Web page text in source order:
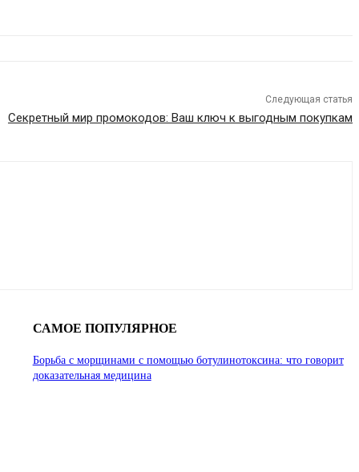
Следующая статья
Секретный мир промокодов: Ваш ключ к выгодным покупкам
САМОЕ ПОПУЛЯРНОЕ
Борьба с морщинами с помощью ботулинотоксина: что говорит
доказательная медицина